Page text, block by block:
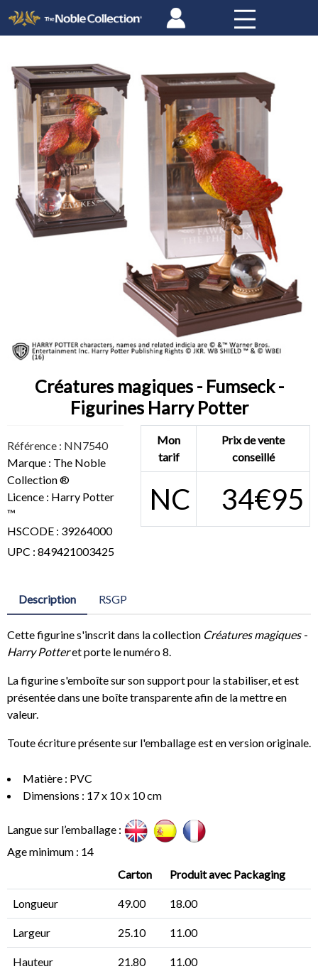
Créatures magiques - Fumseck -
Figurines Harry Potter
Référence : NN7540
Marque : The Noble
Collection ®
Licence : Harry Potter
™
HSCODE : 39264000
UPC : 849421003425
Mon
tarif
Prix de vente
conseillé
NC 34€95
Description RSGP
Cette figurine s'inscrit dans la collection Créatures magiques -
Harry Potteret porte le numéro 8.
La figurine s'emboîte sur son support pour la stabiliser, et est
présentée dans une boîte transparente afin de la mettre en
valeur.
Toute écriture présente sur l'emballage est en version originale.
Matière : PVC
Dimensions : 17 x 10 x 10 cm
Langue sur l’emballage :
Age minimum : 14
Carton
Produit avec Packaging
Longueur 49.00 18.00
Largeur 25.10 11.00
Hauteur 21.80 11.00
Panneau de gestion des cookies